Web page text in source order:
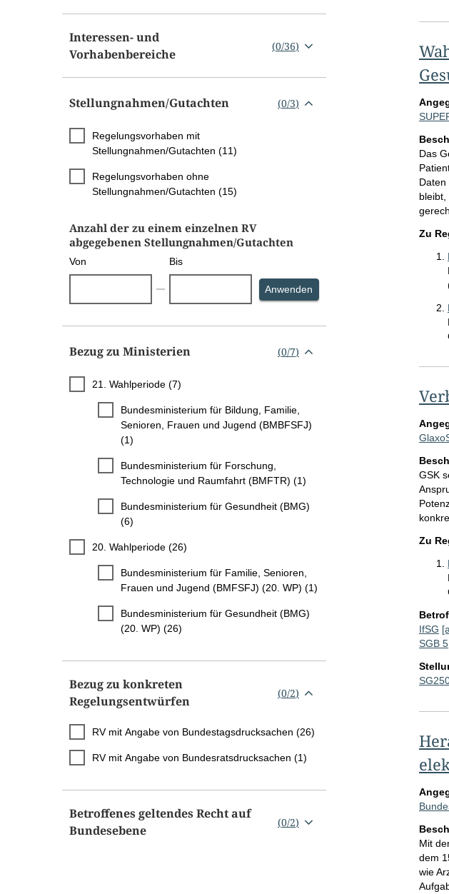
Interessen- und
Vorhabenbereiche
(0/36)
Stellungnahmen/​Gutachten (0/3)
Regelungsvorhaben mit
Stellungnahmen/Gutachten (11)
Regelungsvorhaben ohne
Stellungnahmen/Gutachten (15)
Anzahl der zu einem einzelnen RV
abgegebenen Stellungnahmen/Gutachten
Von Bis
Anwenden Selektion Anzahl der zu
Bezug zu Ministerien (0/7)
21. Wahlperiode (7)
Bundesministerium für Bildung, Familie,
Senioren, Frauen und Jugend (BMBFSFJ)
(1)
Bundesministerium für Forschung,
Technologie und Raumfahrt (BMFTR) (1)
Bundesministerium für Gesundheit (BMG)
(6)
20. Wahlperiode (26)
Bundesministerium für Familie, Senioren,
Frauen und Jugend (BMFSFJ) (20. WP) (1)
Bundesministerium für Gesundheit (BMG)
(20. WP) (26)
Bezug zu konkreten
Regelungsentwürfen
(0/2)
RV mit Angabe von Bundestagsdrucksachen (26)
RV mit Angabe von Bundesratsdrucksachen (1)
Betroffenes geltendes Recht auf
Bundesebene
(0/2)
Das
Zu
GSK
Zu
IfSG
SGB 5
Mit
dem
wie